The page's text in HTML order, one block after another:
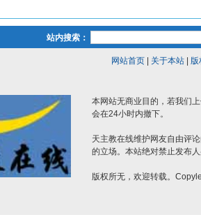
站内搜索：
网站首页| 关于本站| 版
本网站无商业目的，若我们
会在24小时内撤下。
天主教在线维护网友自由评
的立场。本站绝对禁止发布
版权所无，欢迎转载。